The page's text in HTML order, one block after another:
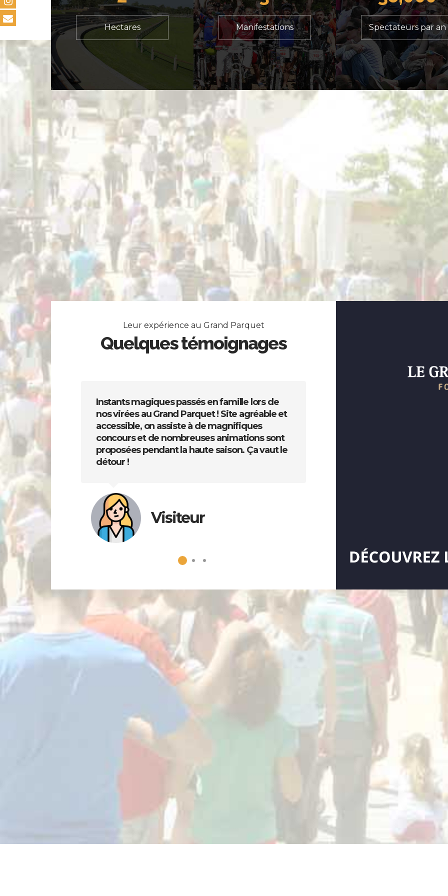
Hectares Manifestations Spectateurs par an
Leur expérience au Grand Parquet
Quelques témoignages
Instants magiques passés en famille lors de
nos virées au Grand Parquet ! Site agréable et
accessible, on assiste à de magnifiques
concours et de nombreuses animations sont
proposées pendant la haute saison. Ça vaut le
détour !
Visiteur
magnifique et permet